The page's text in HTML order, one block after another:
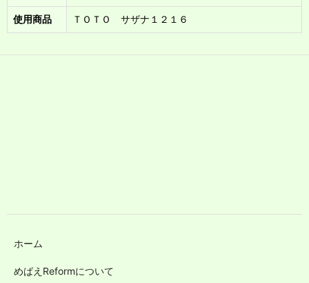
使用商品 ＴＯＴＯ サザナ１２１６
ホーム
めばえReformについて